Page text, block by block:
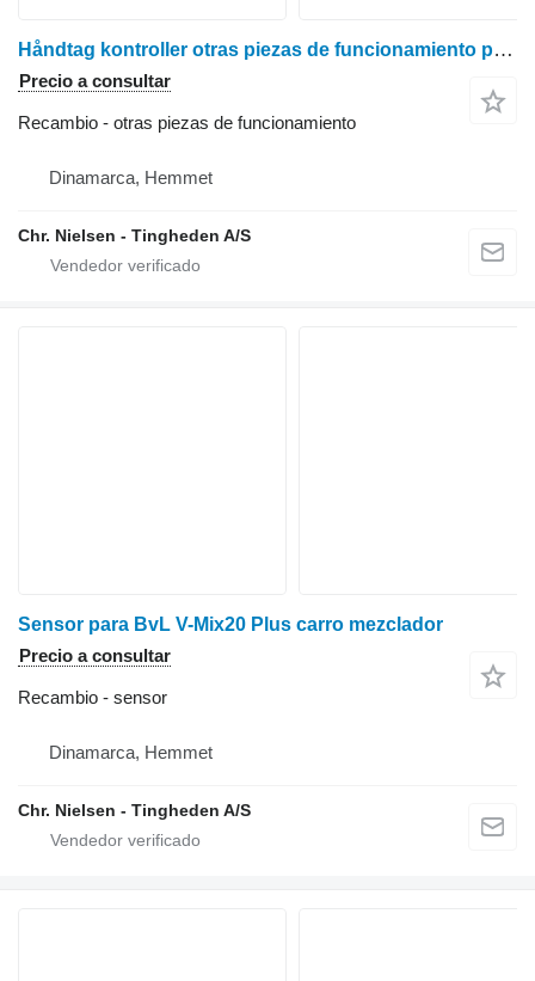
Håndtag kontroller otras piezas de funcionamiento para BvL V-Mix20 Plus carro mezclador
Precio a consultar
Recambio - otras piezas de funcionamiento
Dinamarca, Hemmet
Chr. Nielsen - Tingheden A/S
Sensor para BvL V-Mix20 Plus carro mezclador
Precio a consultar
Recambio - sensor
Dinamarca, Hemmet
Chr. Nielsen - Tingheden A/S